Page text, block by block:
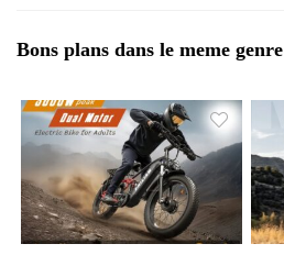
Bons plans dans le meme genre